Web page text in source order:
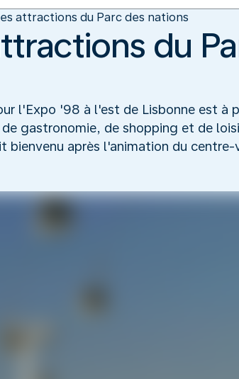
attractions du Parc des nations
du
l'Expo '98 à l'est de Lisbonne est à
gastronomie, de shopping et de
bienvenu après l'animation du centre-